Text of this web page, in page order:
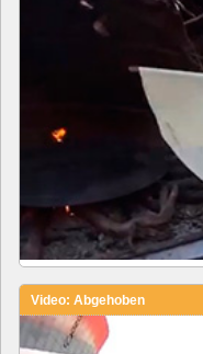
Video: Abgehoben